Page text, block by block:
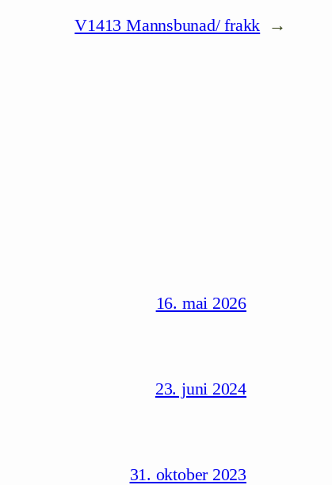
V1413 Mannsbunad/ frakk →
16. mai 2026
23. juni 2024
31. oktober 2023